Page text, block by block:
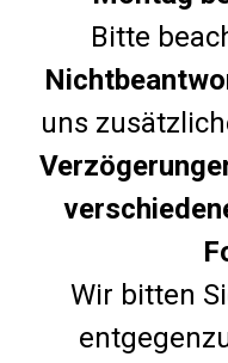
Bitte
uns
Wir bitten